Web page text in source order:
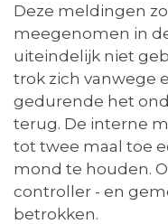
Deze meldingen
meegenomen in
uiteindelijk niet
trok zich vanwege
gedurende het
terug. De interne
tot twee maal toe
mond te houden.
controller - en
betrokken.